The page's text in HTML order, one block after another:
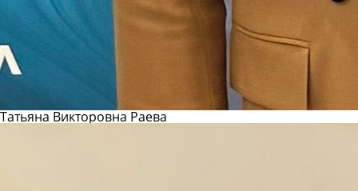
Татьяна Викторовна Раева